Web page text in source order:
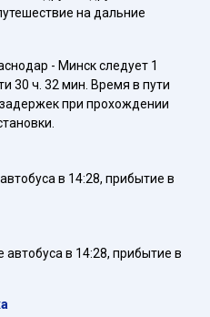
на дальние
- Минск следует 1
30 ч. 32 мин. Время в пути
при прохождении
в 14:28, прибытие в
в 14:28, прибытие в